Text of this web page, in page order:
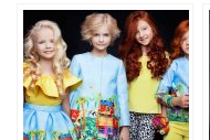
для ребенка